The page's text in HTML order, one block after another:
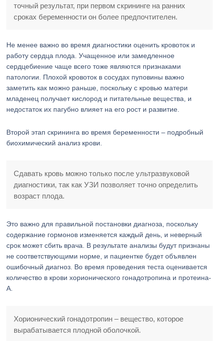
точный результат, при первом скрининге на ранних
сроках беременности он более предпочтителен.
Не менее важно во время диагностики оценить кровоток и
работу сердца плода. Учащенное или замедленное
сердцебиение чаще всего тоже являются признаками
патологии. Плохой кровоток в сосудах пуповины важно
заметить как можно раньше, поскольку с кровью матери
младенец получает кислород и питательные вещества, и
недостаток их пагубно влияет на его рост и развитие.
Второй этап скрининга во время беременности – подробный
биохимический анализ крови.
Сдавать кровь можно только после ультразвуковой
диагностики, так как УЗИ позволяет точно определить
возраст плода.
Это важно для правильной постановки диагноза, поскольку
содержание гормонов изменяется каждый день, и неверный
срок может сбить врача. В результате анализы будут признаны
не соответствующими норме, и пациентке будет объявлен
ошибочный диагноз. Во время проведения теста оценивается
количество в крови хорионического гонадотропина и протеина-
А.
Хорионический гонадотропин – вещество, которое
вырабатывается плодной оболочкой.